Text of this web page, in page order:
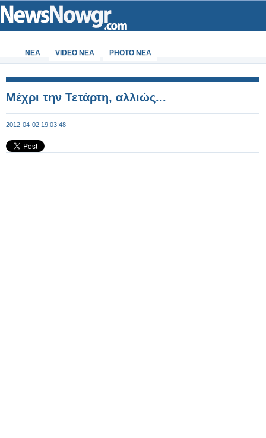
ΝΕΑ VIDEO NEA PHOTO NEA
Μέχρι την Τετάρτη, αλλιώς...
2012-04-02 19:03:48